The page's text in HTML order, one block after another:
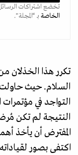
تخضع اشتراكات
الخاصة بـ “المجلة".
تكرر هذا الخذلان
السلام. حيث حاولت
التواجد في
النتيجة لم تكن
المفترض أن يأخذ
اكتفى بصور